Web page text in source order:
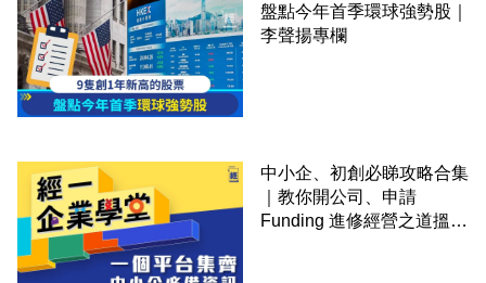
盤點今年首季環球強勢股｜
李聲揚專欄
中小企、初創必睇攻略合集
｜教你開公司、申請
Funding 進修經營之道搵大